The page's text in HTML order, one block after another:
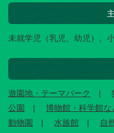
未就学児（乳児、幼児）、
遊園地・テーマパーク
公園
博物館・科学館な
動物園
水族館 自